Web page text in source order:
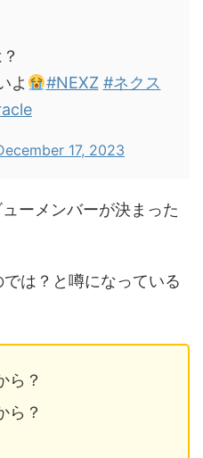
よ
#NEXZ #ネクス
17, 2023
ーメンバーが決まった
は？と噂になっている
ら？
ら？